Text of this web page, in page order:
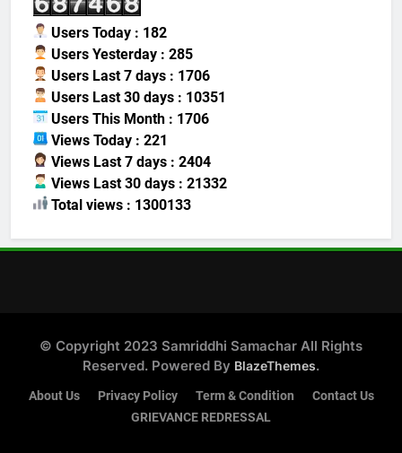
Users Today : 182
Users Yesterday : 285
Users Last 7 days : 1706
Users Last 30 days : 10351
Users This Month : 1706
Views Today : 221
Views Last 7 days : 2404
Views Last 30 days : 21332
Total views : 1300133
© Copyright 2023 Samriddhi Samachar All Rights
Reserved. Powered By BlazeThemes.
About Us Privacy Policy Term & Condition
Contact Us
GRIEVANCE REDRESSAL